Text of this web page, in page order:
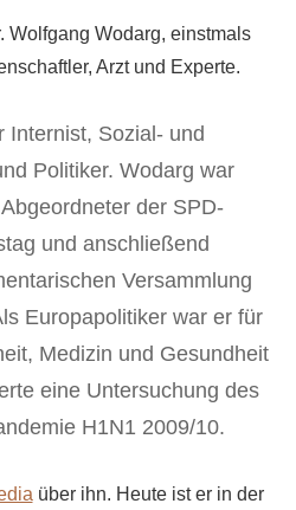
Wolfgang Wodarg, einstmals
Arzt und Experte.
Internist, Sozial- und
Politiker. Wodarg war
der SPD-
und anschließend
Versammlung
Europapolitiker war er für
Medizin und Gesundheit
eine Untersuchung des
H1N1 2009/10.
über ihn. Heute ist er in der